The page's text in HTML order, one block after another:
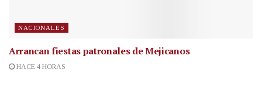
NACIONALES
Arrancan fiestas patronales de Mejicanos
HACE 4 HORAS